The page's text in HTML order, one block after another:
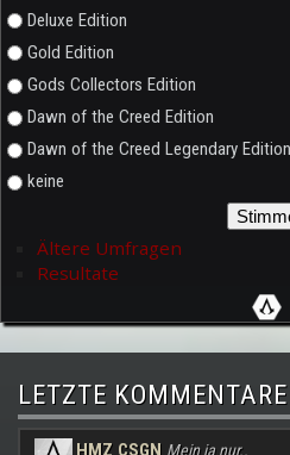
Deluxe Edition
Gold Edition
Gods Collectors Edition
Dawn of the Creed Edition
Dawn of the Creed Legendary Edition
keine
Ältere Umfragen
Resultate
LETZTE KOMMENTARE
HMZ CSGN Mein ja nur..